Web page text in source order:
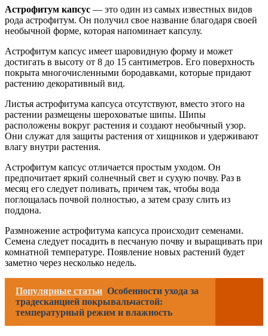
Астрофитум капсус — это один из самых известных видов
рода астрофитум. Он получил свое название благодаря своей
необычной форме, которая напоминает капсулу.
Астрофитум капсус имеет шаровидную форму и может
достигать в высоту от 8 до 15 сантиметров. Его поверхность
покрыта многочисленными бородавками, которые придают
растению декоративный вид.
Листья астрофитума капсуса отсутствуют, вместо этого на
растении размещены шероховатые шипы. Шипы
расположены вокруг растения и создают необычный узор.
Они служат для защиты растения от хищников и удерживают
влагу внутри растения.
Астрофитум капсус отличается простым уходом. Он
предпочитает яркий солнечный свет и сухую почву. Раз в
месяц его следует поливать, причем так, чтобы вода
поглощалась почвой полностью, а затем сразу слить из
поддона.
Размножение астрофитума капсуса происходит семенами.
Семена следует посадить в песчаную почву и выращивать при
комнатной температуре. Появление новых растений будет
заметно через несколько недель.
Популярные статьи Особенности ухода за
традесканцией покрывальчастой:
температурный режим и влажность